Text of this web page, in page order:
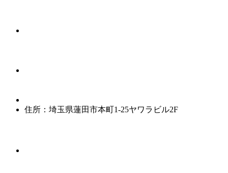
住所：埼玉県蓮田市本町1-25ヤワラビル2F